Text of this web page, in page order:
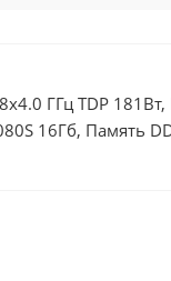
ГГц TDP
16Гб, Память